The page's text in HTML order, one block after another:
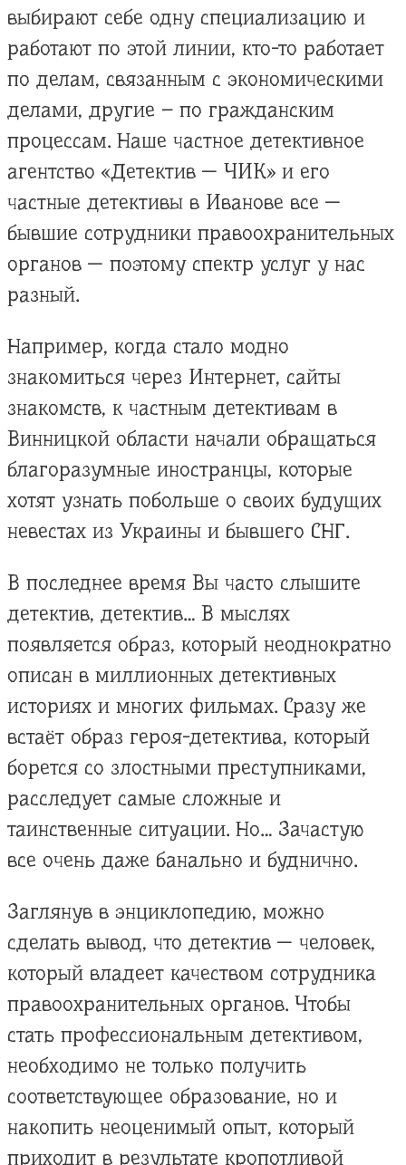
выбирают себе одну специализацию и
работают по этой линии, кто-то работает
по делам, связанным с экономическими
делами, другие – по гражданским
процессам. Наше частное детективное
агентство «Детектив — ЧИК» и его
частные детективы в Иванове все —
бывшие сотрудники правоохранительных
органов — поэтому спектр услуг у нас
разный.
Например, когда стало модно
знакомиться через Интернет, сайты
знакомств, к частным детективам в
Винницкой области начали обращаться
благоразумные иностранцы, которые
хотят узнать побольше о своих будущих
невестах из Украины и бывшего СНГ.
В последнее время Вы часто слышите
детектив, детектив… В мыслях
появляется образ, который неоднократно
описан в миллионных детективных
историях и многих фильмах. Сразу же
встаёт образ героя-детектива, который
борется со злостными преступниками,
расследует самые сложные и
таинственные ситуации. Но… Зачастую
все очень даже банально и буднично.
Заглянув в энциклопедию, можно
сделать вывод, что детектив — человек,
который владеет качеством сотрудника
правоохранительных органов. Чтобы
стать профессиональным детективом,
необходимо не только получить
соответствующее образование, но и
накопить неоценимый опыт, который
приходит в результате кропотливой